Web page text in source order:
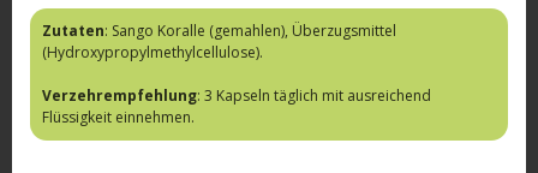
Zutaten: Sango Koralle (gemahlen), Überzugsmittel
(Hydroxypropylmethylcellulose).
Verzehrempfehlung: 3 Kapseln täglich mit ausreichend
Flüssigkeit einnehmen.